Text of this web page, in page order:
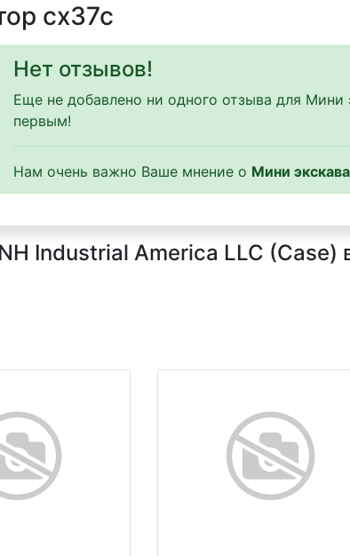
cx37c
Нет отзывов!
Еще не добавлено ни одного отзыва для
первым!
Нам очень важно Ваше мнение о Мини
Industrial America LLC (Case)